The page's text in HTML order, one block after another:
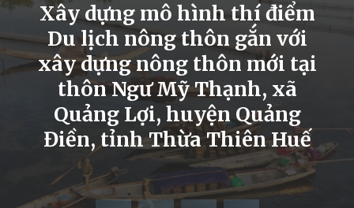
Xây dựng mô hình thí điểm
Du lịch nông thôn gắn với
xây dựng nông thôn mới tại
thôn Ngư Mỹ Thạnh, xã
Quảng Lợi, huyện Quảng
Điền, tỉnh Thừa Thiên Huế